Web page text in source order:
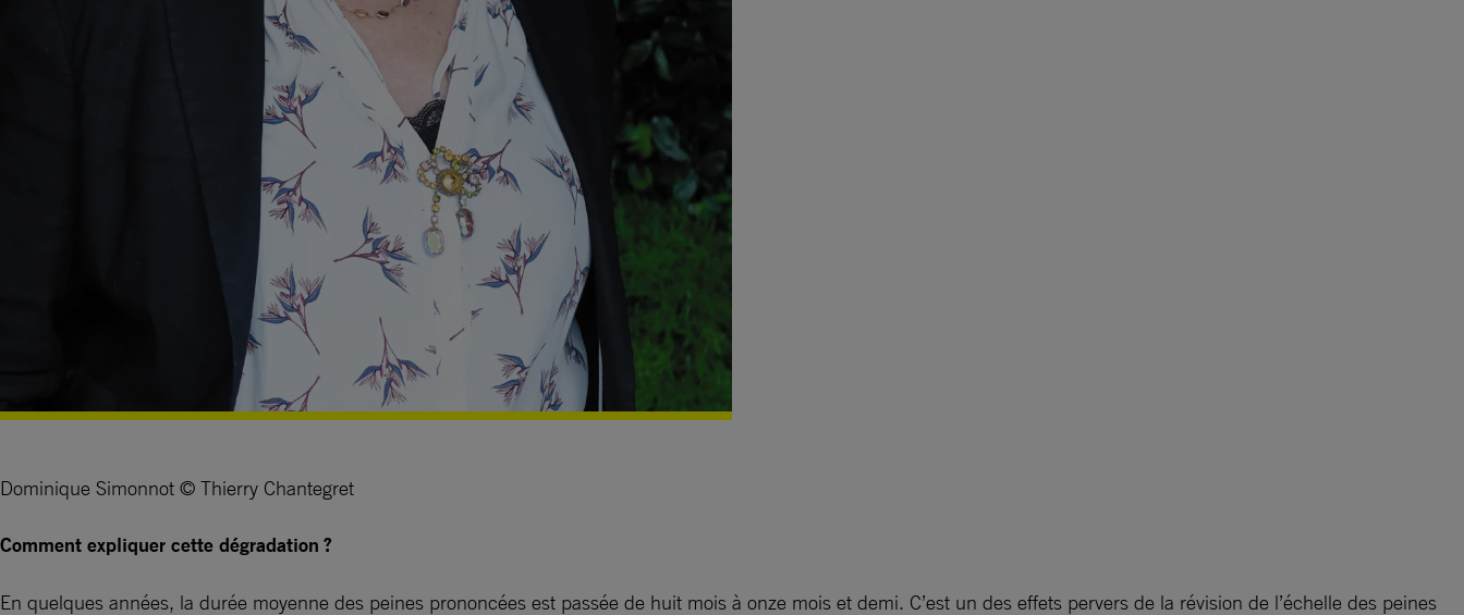
Dominique Simonnot © Thierry Chantegret
Comment expliquer cette dégradation ?
En quelques années, la durée moyenne des peines prononcées est passée de huit mois à onze mois et demi. C’est un des effets pervers de la révision de l’échelle des peines